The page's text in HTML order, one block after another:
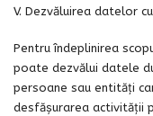
V. Dezvăluirea datelor
Pentru îndeplinirea
poate dezvălui datele
persoane sau entități
desfășurarea activității